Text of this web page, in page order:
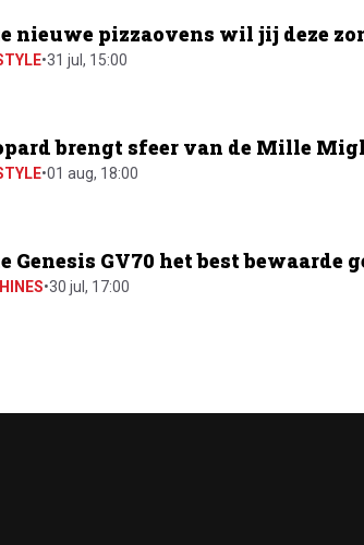
nieuwe pizzaovens wil jij deze
•31 jul, 15:00
brengt sfeer van de Mille
•01 aug, 18:00
Genesis GV70 het best bewaarde
•30 jul, 17:00